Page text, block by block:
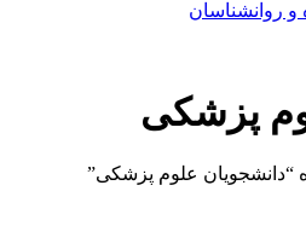
روانشناسان
پزشکی
علوم پزشکی”